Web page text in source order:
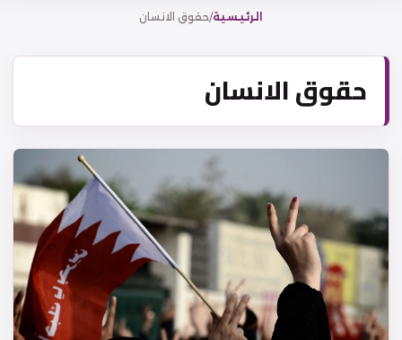
الرئيسية/حقوق الانسان
حقوق الانسان